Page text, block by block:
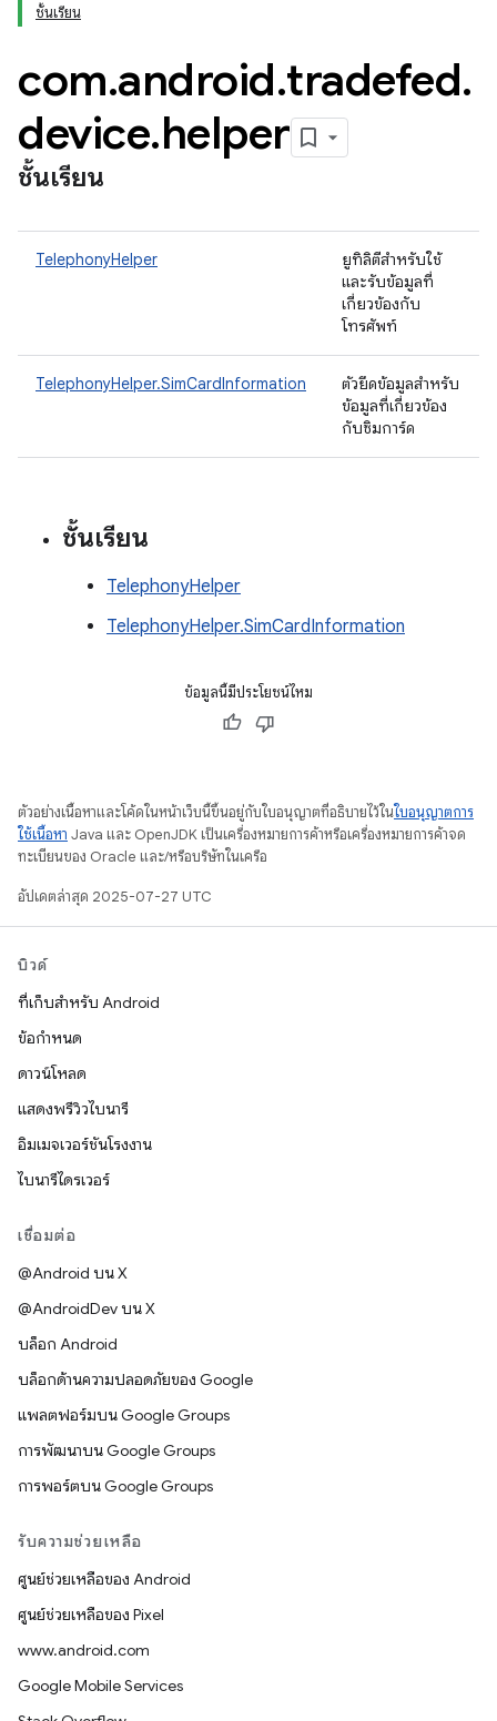
ชั้นเรียน
com.android.tradefed.
device.helper
ชั้นเรียน
TelephonyHelper
ยูทิลิตีสำหรับใช้
และรับข้อมูลที่
เกี่ยวข้องกับ
โทรศัพท์
TelephonyHelper.SimCardInformation
ตัวยึดข้อมูลสำหรับ
ข้อมูลที่เกี่ยวข้อง
กับซิมการ์ด
ชั้นเรียน
TelephonyHelper
TelephonyHelper.SimCardInformation
ข้อมูลนี้มีประโยชน์ไหม
ตัวอย่างเนื้อหาและโค้ดในหน้าเว็บนี้ขึ้นอยู่กับใบอนุญาตที่อธิบายไว้ในใบอนุญาตการ
ใช้เนื้อหา Java และ OpenJDK เป็นเครื่องหมายการค้าหรือเครื่องหมายการค้าจด
ทะเบียนของ Oracle และ/หรือบริษัทในเครือ
อัปเดตล่าสุด 2025-07-27 UTC
บิวด์
ที่เก็บสำหรับ Android
ข้อกำหนด
ดาวน์โหลด
แสดงพรีวิวไบนารี
อิมเมจเวอร์ชันโรงงาน
ไบนารีไดรเวอร์
เชื่อมต่อ
@Android บน X
@AndroidDev บน X
บล็อก Android
บล็อกด้านความปลอดภัยของ Google
แพลตฟอร์มบน Google Groups
การพัฒนาบน Google Groups
การพอร์ตบน Google Groups
รับความช่วยเหลือ
ศูนย์ช่วยเหลือของ Android
ศูนย์ช่วยเหลือของ Pixel
www.android.com
Google Mobile Services